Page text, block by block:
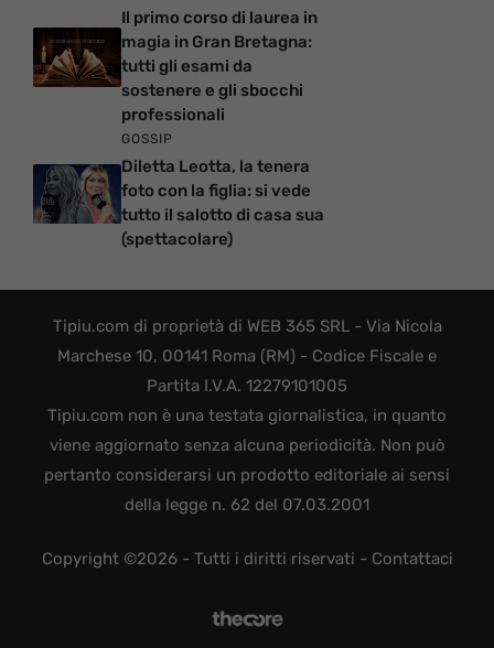
Il primo corso di laurea in
magia in Gran Bretagna:
tutti gli esami da
sostenere e gli sbocchi
professionali
GOSSIP
Diletta Leotta, la tenera
foto con la figlia: si vede
tutto il salotto di casa sua
(spettacolare)
Tipiu.com di proprietà di WEB 365 SRL - Via Nicola
Marchese 10, 00141 Roma (RM) - Codice Fiscale e
Partita I.V.A. 12279101005
Tipiu.com non è una testata giornalistica, in quanto
viene aggiornato senza alcuna periodicità. Non può
pertanto considerarsi un prodotto editoriale ai sensi
della legge n. 62 del 07.03.2001
Copyright ©2026 - Tutti i diritti riservati - Contattaci